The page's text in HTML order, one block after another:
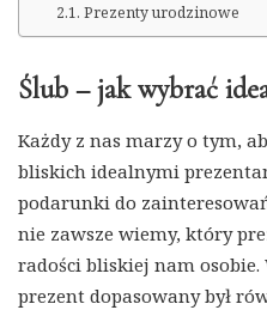
Prezenty urodzinowe
Ślub – jak wybrać
Każdy z nas marzy o tym,
bliskich idealnymi
podarunki do
nie zawsze wiemy, który
radości bliskiej nam
prezent dopasowany był